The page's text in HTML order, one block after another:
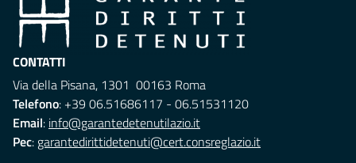
CONTATTI
Via della Pisana, 1301 00163 Roma
Telefono: +39 06.51686117 - 06.51531120
Email: info@garantedetenutilazio.it
Pec: garantedirittidetenuti@cert.consreglazio.it